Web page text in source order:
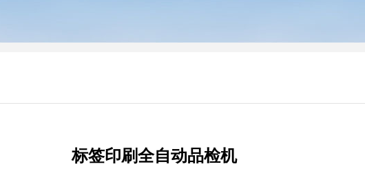
标签印刷全自动品检机